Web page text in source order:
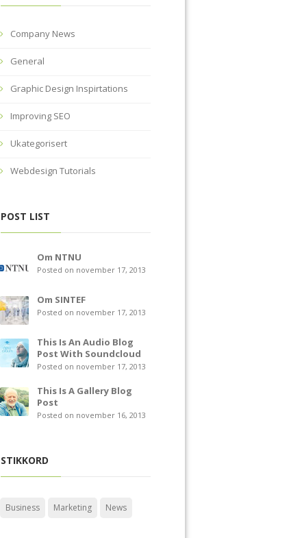
Company News
General
Graphic Design Inspirtations
Improving SEO
Ukategorisert
Webdesign Tutorials
POST LIST
Om NTNU
Posted on november 17, 2013
Om SINTEF
Posted on november 17, 2013
This Is An Audio Blog
Post With Soundcloud
Posted on november 17, 2013
This Is A Gallery Blog
Post
Posted on november 16, 2013
STIKKORD
Business Marketing News